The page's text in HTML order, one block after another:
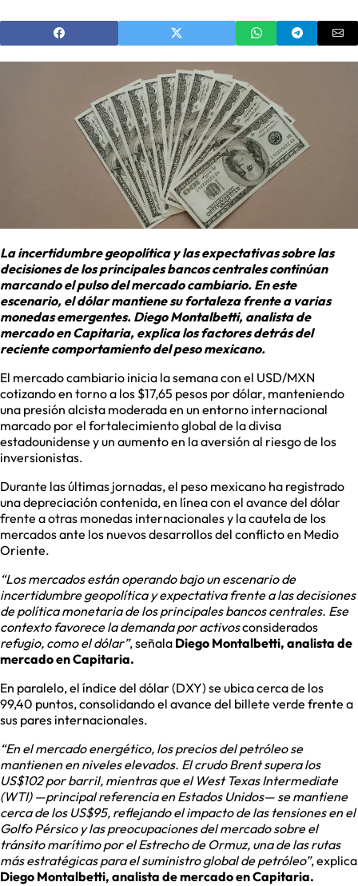
La incertidumbre geopolítica y las expectativas sobre las
decisiones de los principales bancos centrales continúan
marcando el pulso del mercado cambiario. En este
escenario, el dólar mantiene su fortaleza frente a varias
monedas emergentes. Diego Montalbetti, analista de
mercado en Capitaria, explica los factores detrás del
reciente comportamiento del peso mexicano.
El mercado cambiario inicia la semana con el USD/MXN
cotizando en torno a los $17,65 pesos por dólar, manteniendo
una presión alcista moderada en un entorno internacional
marcado por el fortalecimiento global de la divisa
estadounidense y un aumento en la aversión al riesgo de los
inversionistas.
Durante las últimas jornadas, el peso mexicano ha registrado
una depreciación contenida, en línea con el avance del dólar
frente a otras monedas internacionales y la cautela de los
mercados ante los nuevos desarrollos del conflicto en Medio
Oriente.
“Los mercados están operando bajo un escenario de
incertidumbre geopolítica y expectativa frente a las decisiones
de política monetaria de los principales bancos centrales. Ese
contexto favorece la demanda por activosconsiderados
refugio, como el dólar”, señala Diego Montalbetti, analista de
mercado en Capitaria.
En paralelo, el índice del dólar (DXY) se ubica cerca de los
99,40 puntos, consolidando el avance del billete verde frente a
sus pares internacionales.
“En el mercado energético, los precios del petróleo se
mantienen en niveles elevados. El crudo Brent supera los
US$102 por barril, mientras que el West Texas Intermediate
(WTI) —principal referencia en Estados Unidos— se mantiene
cerca de los US$95, reflejando el impacto de las tensiones en el
Golfo Pérsico y las preocupaciones del mercado sobre el
tránsito marítimo por el Estrecho de Ormuz, una de las rutas
más estratégicas para el suministro global de petróleo”, explica
Diego Montalbetti, analista de mercado en Capitaria.